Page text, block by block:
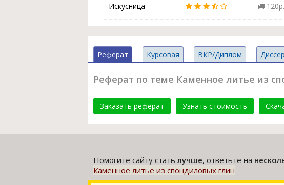
Искусница
Реферат Курсовая ВКР/Диплом
Реферат по теме Каменное литье из
Заказать реферат Узнать стоимость
Помогите сайту статьлучше, ответьте на
Каменное литье из спондиловых глин